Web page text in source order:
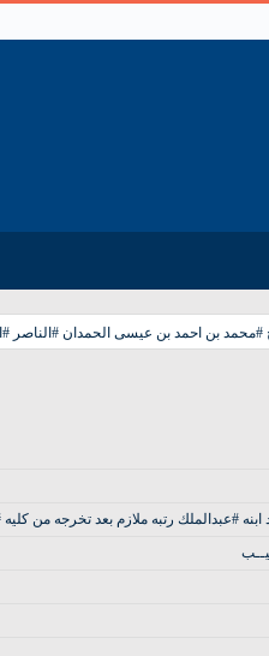
بن احمد بن عيسى الحمدان #الناصر
#عبدالملك رتبه ملازم بعد تخرجه من كليه